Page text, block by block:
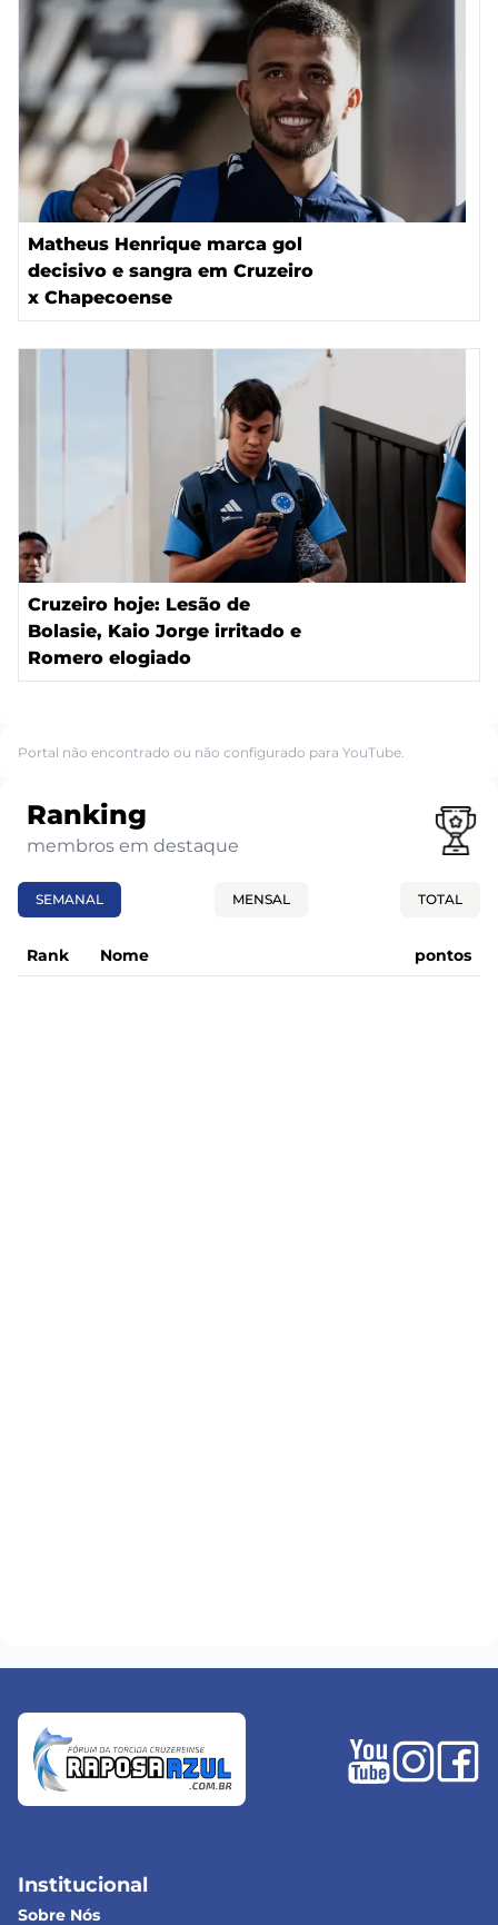
Matheus Henrique marca gol
decisivo e sangra em Cruzeiro
x Chapecoense
Cruzeiro hoje: Lesão de
Bolasie, Kaio Jorge irritado e
Romero elogiado
Portal não encontrado ou não configurado para YouTube.
Ranking
membros em destaque
SEMANAL MENSAL TOTAL
Rank Nome pontos
Institucional
Sobre Nós